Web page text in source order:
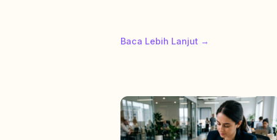
Baca Lebih Lanjut →